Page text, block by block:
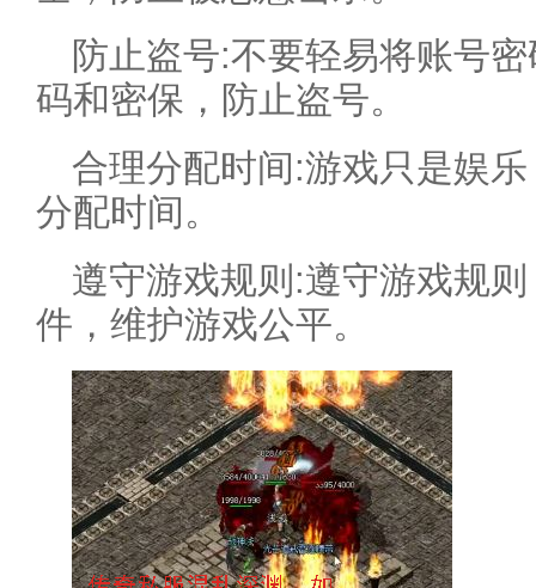
防止盗号:不要轻易将账号
码和密保，防止盗号。
合理分配时间:游戏只是娱
分配时间。
遵守游戏规则:遵守游戏规
件，维护游戏公平。